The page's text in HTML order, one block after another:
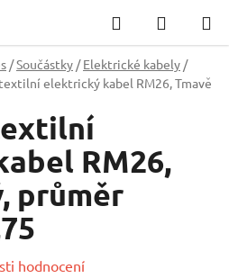
Hledat
KOŠÍK
/Součástky / Elektrické kabely /
elektrický kabel RM26, Tmavě
RM26,
průměr
hodnocení